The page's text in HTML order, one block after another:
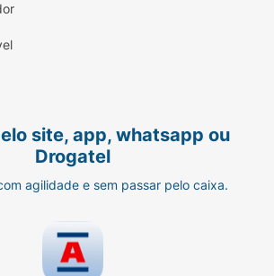
site, app, whatsapp ou
Drogatel
agilidade e sem passar pelo caixa.